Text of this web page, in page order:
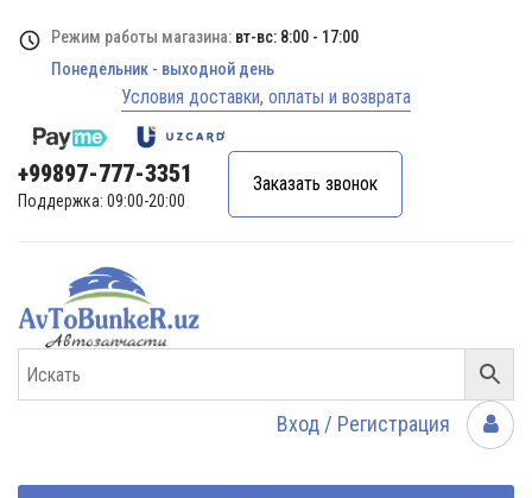
Режим работы магазина: вт-вс: 8:00 - 17:00
Понедельник - выходной день
Условия доставки, оплаты и возврата
+99897-777-3351
Поддержка: 09:00-20:00
Заказать звонок
Вход / Регистрация